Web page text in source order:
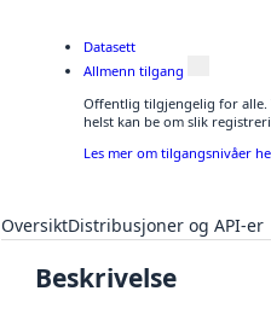
Datasett
Allmenn tilgang
Offentlig tilgjengelig for alle.
helst kan be om slik
Les mer om tilgangsnivåer
OversiktDistribusjoner og API-er
Beskrivelse